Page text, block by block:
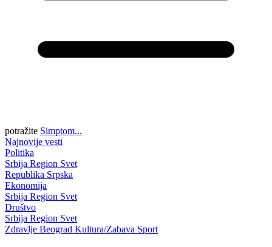
potražite Simptom...
Najnovije vesti
Politika
Srbija Region Svet
Republika Srpska
Ekonomija
Srbija Region Svet
Društvo
Srbija Region Svet
Zdravlje Beograd Kultura/Zabava Sport